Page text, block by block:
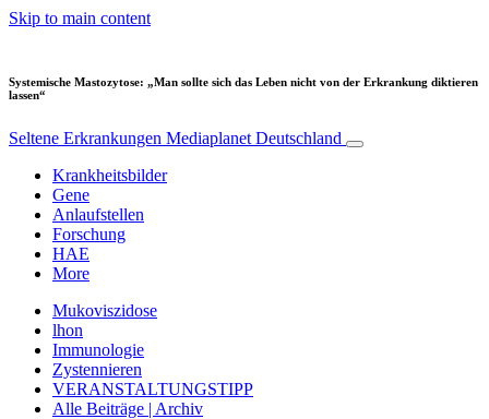
Skip to main content
Systemische Mastozytose: „Man sollte sich das Leben nicht von der Erkrankung diktieren
lassen“
Seltene Erkrankungen Mediaplanet Deutschland
Krankheitsbilder
Gene
Anlaufstellen
Forschung
HAE
More
Mukoviszidose
lhon
Immunologie
Zystennieren
VERANSTALTUNGSTIPP
Alle Beiträge | Archiv